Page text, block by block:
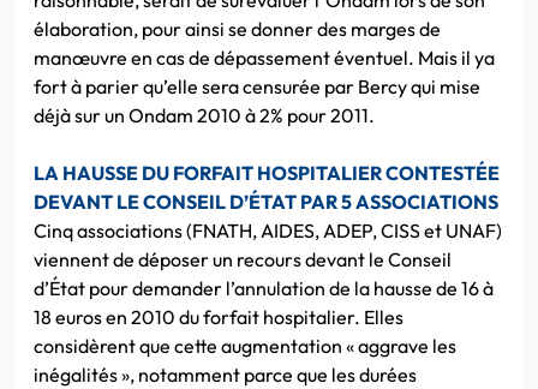
élaboration, pour ainsi se donner des marges de
manœuvre en cas de dépassement éventuel. Mais il ya
fort à parier qu’elle sera censurée par Bercy qui mise
déjà sur un Ondam 2010 à 2% pour 2011.
LA HAUSSE DU FORFAIT HOSPITALIER CONTESTÉE
DEVANT LE CONSEIL D’ÉTAT PAR 5 ASSOCIATIONS
Cinq associations (FNATH, AIDES, ADEP, CISS et UNAF)
viennent de déposer un recours devant le Conseil
d’État pour demander l’annulation de la hausse de 16 à
18 euros en 2010 du forfait hospitalier. Elles
considèrent que cette augmentation « aggrave les
inégalités », notamment parce que les durées